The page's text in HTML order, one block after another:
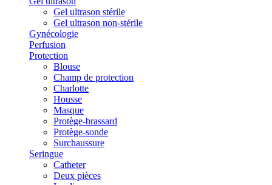
Gel ultrason stérile
Gel ultrason non-stérile
Gynécologie
Perfusion
Protection
Blouse
Champ de protection
Charlotte
Housse
Masque
Protège-brassard
Protège-sonde
Surchaussure
Seringue
Catheter
Deux pièces